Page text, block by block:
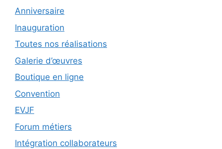
Anniversaire
Inauguration
Toutes nos réalisations
Galerie d’œuvres
Boutique en ligne
Convention
EVJF
Forum métiers
Intégration collaborateurs